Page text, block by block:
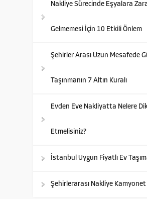
Nakliye Sürecinde Eşyalara
Gelmemesi İçin 10 Etkili Önlem
Şehirler Arası Uzun Mesafede
Taşınmanın 7 Altın Kuralı
Evden Eve Nakliyatta Nelere
Etmelisiniz?
İstanbul Uygun Fiyatlı Ev
Şehirlerarası Nakliye Kamyonet